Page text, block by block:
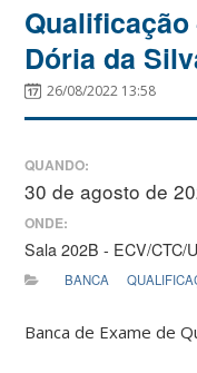
Dória da
26/08/2022 13:58
QUANDO:
30 de agosto de
ONDE:
Sala 202B - ECV/CTC/
BANCA
Banca de Exame de